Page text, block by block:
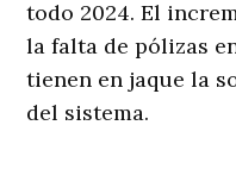
todo 2024. El
la falta de pólizas
tienen en jaque la
del sistema.